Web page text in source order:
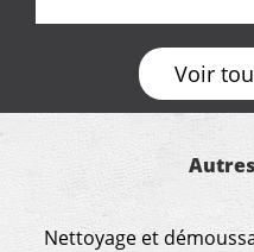
œuvre sans besoin d'y
Voir
Nettoyage et